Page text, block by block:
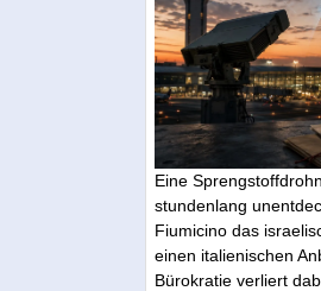
Eine
stundenlang
Fiumicino das
einen italienischen
Bürokratie verliert